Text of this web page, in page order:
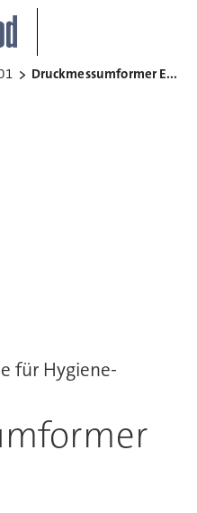
Druckmessumformer ED701
für Hygiene-